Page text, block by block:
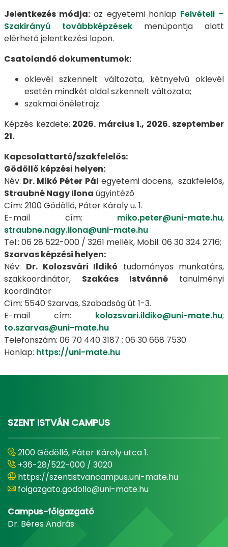
Jelentkezés módja: az egyetemi honlap Felvételi –
Szakirányú továbbképzések
menüpontja alatt
elérhető jelentkezési lapon.
Csatolandó dokumentumok:
oklevél szkennelt változata, kétnyelvű oklevél
esetén mindkét oldal szkennelt változata;
szakmai önéletrajz.
Képzés kezdete: 2026. március 1., 2026. szeptember
21.
Kapcsolattartó/szakfelelős:
Gödöllő képzési helyen:
Név: Dr. Mikó Péter Pál egyetemi docens, szakfelelős,
Straubné Nagy Ilona ügyintéző
Cím: 2100 Gödöllő, Páter Károly u. 1.
E-mail cím: miko.peter@uni-mate.hu,
straubne.nagy.ilona@uni-mate.hu
Tel.: 06 28 522-000 / 3261 mellék, Mobil: 06 30 324 2716;
Szarvas képzési helyen:
Név: Dr. Kolozsvári Ildikó tudományos munkatárs,
szakkoordinátor, Szakács Istvánné tanulményi
koordinátor
Cím: 5540 Szarvas, Szabadság út 1-3.
E-mail cím: kolozsvari.ildiko@uni-mate.hu;
to.szarvas@uni-mate.hu
Telefonszám: 06 70 440 3187 ; 06 30 668 7530
Honlap: https://uni-mate.hu
SZENT ISTVÁN CAMPUS
2100 Gödöllő, Páter Károly utca 1.
+36-28/522-000 / 3020
https://szentistvancampus.uni-mate.hu
foigazgato.godollo@uni-mate.hu
Campus-főigazgató
Dr. Béres András